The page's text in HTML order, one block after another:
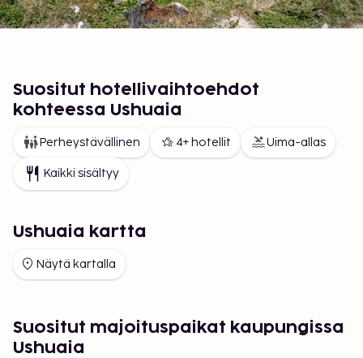
Suositut hotellivaihtoehdot
kohteessa Ushuaia
Perheystävällinen 4+ hotellit Uima-allas
Kaikki sisältyy
Ushuaia kartta
Näytä kartalla
Suositut majoituspaikat kaupungissa
Ushuaia